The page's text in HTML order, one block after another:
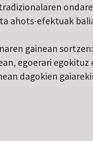
ahots-efektuak
gainean
egoerari
dagokien